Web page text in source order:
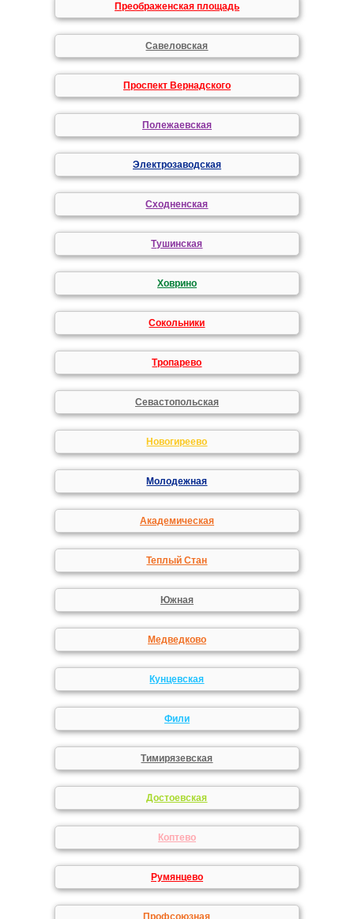
Преображенская площадь
Савеловская
Проспект Вернадского
Полежаевская
Электрозаводская
Сходненская
Тушинская
Ховрино
Сокольники
Тропарево
Севастопольская
Новогиреево
Молодежная
Академическая
Теплый Стан
Южная
Медведково
Кунцевская
Фили
Тимирязевская
Достоевская
Коптево
Румянцево
Профсоюзная